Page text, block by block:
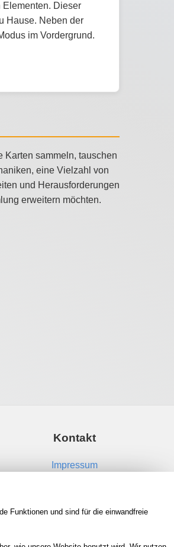
Elementen. Dieser
Hause. Neben der
im Vordergrund.
Karten sammeln, tauschen
eine Vielzahl von
und Herausforderungen
erweitern möchten.
Kontakt
Impressum
RSS Feeds
Neue Spiele in der Datenbank
Funktionen und sind für die einwandfreie